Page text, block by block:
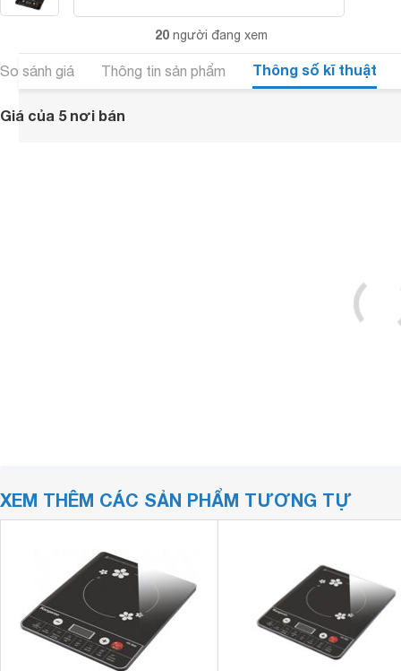
20 người đang xem
So sánh giá Thông tin sản phẩm Thông số kĩ thuật
Giá của 5 nơi bán
XEM THÊM CÁC SẢN PHẨM TƯƠNG TỰ